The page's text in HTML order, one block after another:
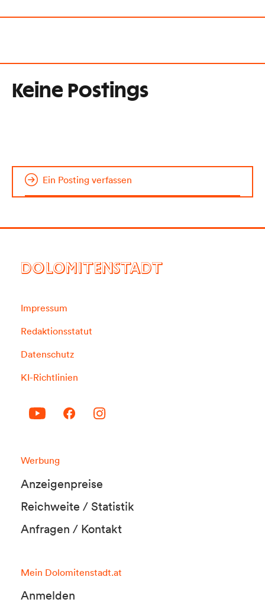
Keine Postings
Ein Posting verfassen
DOLOMITENSTADT
Impressum
Redaktionsstatut
Datenschutz
KI-Richtlinien
Werbung
Anzeigenpreise
Reichweite / Statistik
Anfragen / Kontakt
Mein Dolomitenstadt.at
Anmelden